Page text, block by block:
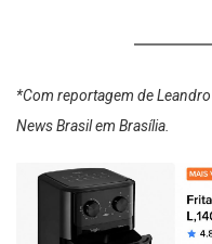
*Com reportagem de
News Brasil em Brasília.